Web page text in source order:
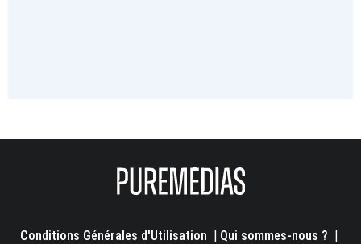
Conditions Générales d'Utilisation | Qui sommes-nous ? |